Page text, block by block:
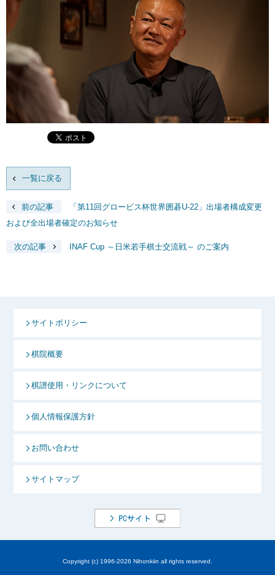
一覧に戻る
前の記事
「第11回グロービス杯世界囲碁U-22」出場者構成変更
および全出場者確定のお知らせ
次の記事 INAF Cup ～日米若手棋士交流戦～ のご案内
サイトポリシー
棋院概要
棋譜使用・リンクについて
個人情報保護方針
お問い合わせ
サイトマップ
Copyright (c) 1996-2026 Nihonkiin all rights reserved.